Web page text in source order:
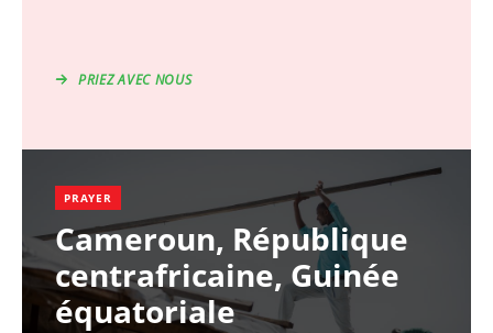
PRIEZ AVEC NOUS
PRAYER
Cameroun, République
centrafricaine, Guinée
équatoriale